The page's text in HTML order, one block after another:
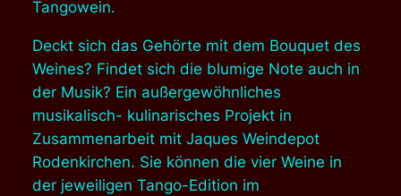
Tangowein.
Deckt sich das Gehörte mit dem Bouquet des
Weines? Findet sich die blumige Note auch in
der Musik? Ein außergewöhnliches
musikalisch- kulinarisches Projekt in
Zusammenarbeit mit Jaques Weindepot
Rodenkirchen. Sie können die vier Weine in
der jeweiligen Tango-Edition im